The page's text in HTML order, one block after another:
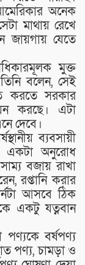
অনেক
মাথায় রেখে
জায়গায় যেতে
মুক্ত
বলেন, সেই
করতে সরকার
করছে। এটা
দেবে।
ব্যবসায়ী
একটা অনুরোধ
বজায় রাখা
রপ্তানি করার
আসবে ঠিক
একটু যত্নবান
পণ্যকে বর্ষপণ্য
পণ্য, চামড়া ও